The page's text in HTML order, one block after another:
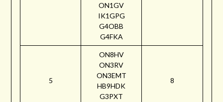
ON1GV
IK1GPG
G4OBB
G4FKA
5
ON8HV
ON3RV
ON3EMT
HB9HDK
G3PXT
8